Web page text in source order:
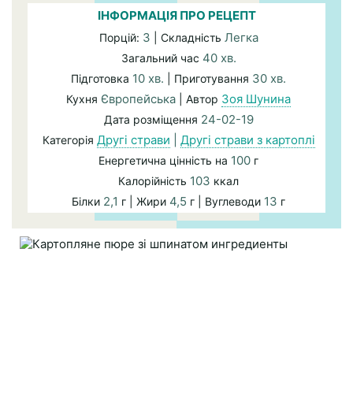
ІНФОРМАЦІЯ ПРО РЕЦЕПТ
Порцій: 3 | Складність Легка
Загальний час 40 хв.
Підготовка 10 хв. | Приготування 30 хв.
Кухня Європейська | Автор Зоя Шунина
Дата розміщення 24-02-19
Категорія Другі страви Другі страви з картоплі
Енергетична цінність на 100 г
Калорійність 103 ккал
Білки 2,1 г | Жири 4,5 г | Вуглеводи 13 г